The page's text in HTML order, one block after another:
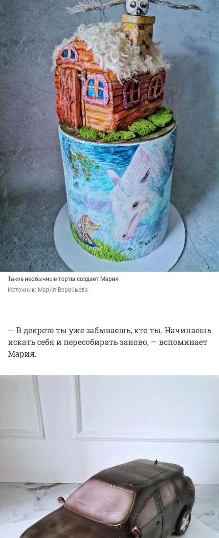
Такие необычные торты создает Мария
Источник: Мария Воробьева
— В декрете ты уже забываешь, кто ты. Начинаешь
искать себя и пересобирать заново, — вспоминает
Мария.